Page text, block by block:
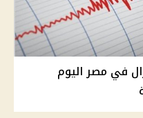
في مصر اليوم